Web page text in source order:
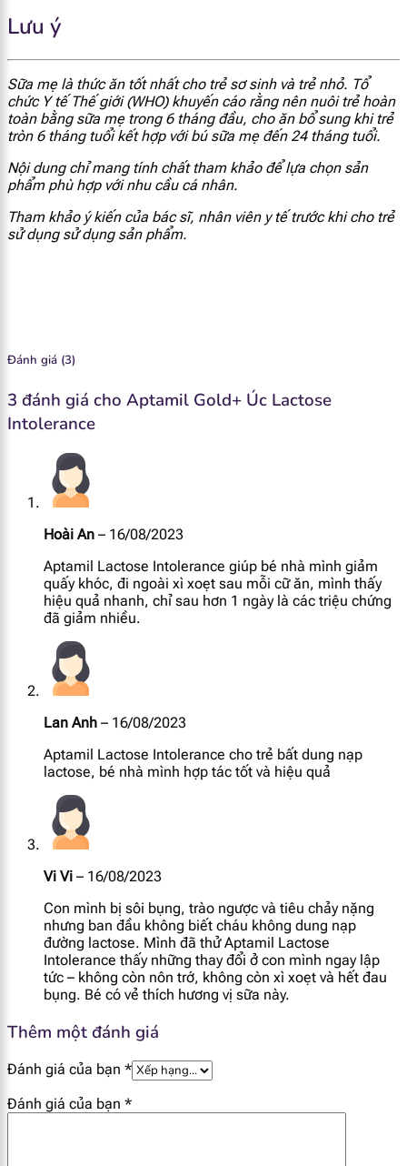
Vitamin B1 50 mcg
Vitamin B2 100 mcg
Niacin 0.43 mg
Axit Panthenoic
Folate
Vitamin B12
Kali
Canxi 55 mg
Phốt pho
Magie
Selen 1.6 mcg
Đồng
Kẽm 0.56 mg
0.79 mg
Inositol 3.8 mg
Taurin
Lưu ý
Sữa mẹ là thức ăn tốt nhất cho trẻ sơ sinh và trẻ nhỏ. Tổ
chức Y tế Thế giới (WHO) khuyến cáo rằng nên nuôi trẻ hoàn
toàn bằng sữa mẹ trong 6 tháng đầu, cho ăn bổ sung khi trẻ
tròn 6 tháng tuổi kết hợp với bú sữa mẹ đến 24 tháng tuổi.
Nội dung chỉ mang tính chất tham khảo để lựa chọn sản
phẩm phù hợp với nhu cầu cá nhân.
Tham khảo ý kiến của bác sĩ, nhân viên y tế trước khi cho trẻ
sử dụng sử dụng sản phẩm.
Đánh giá (3)
3 đánh giá cho Aptamil Gold+ Úc Lactose
Intolerance
Hoài An – 16/08/2023
Aptamil Lactose Intolerance giúp bé nhà mình giảm
quấy khóc, đi ngoài xì xoẹt sau mỗi cữ ăn, mình thấy
hiệu quả nhanh, chỉ sau hơn 1 ngày là các triệu chứng
đã giảm nhiều.
Lan Anh – 16/08/2023
Aptamil Lactose Intolerance cho trẻ bất dung nạp
lactose, bé nhà mình hợp tác tốt và hiệu quả
Vi Vi – 16/08/2023
Con mình bị sôi bụng, trào ngược và tiêu chảy nặng
nhưng ban đầu không biết cháu không dung nạp
đường lactose. Mình đã thử Aptamil Lactose
Intolerance thấy những thay đổi ở con mình ngay lập
tức – không còn nôn trớ, không còn xì xoẹt và hết đau
bụng. Bé có vẻ thích hương vị sữa này.
Thêm một đánh giá
Đánh giá của bạn *
Đánh giá của bạn *